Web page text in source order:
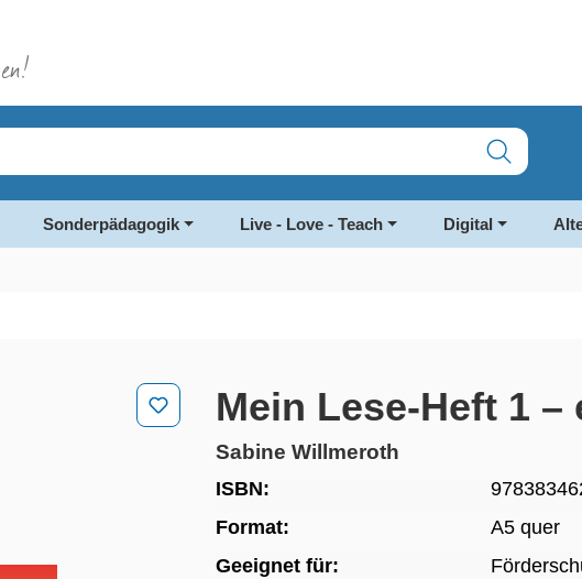
Sonderpädagogik Live - Love - Teach Digital
Mein Lese-Heft 1
Sabine Willmeroth
ISBN:
Format:
A5 quer
Geeignet für: